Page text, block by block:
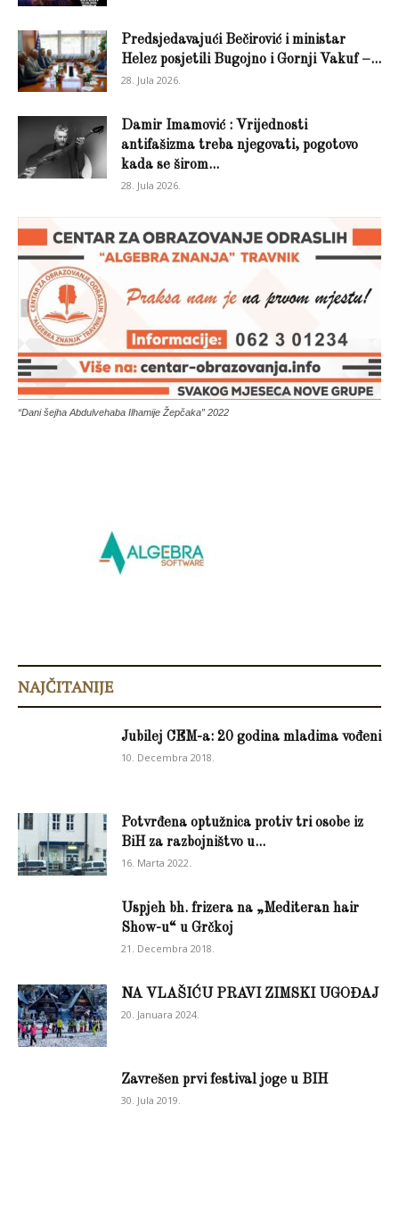
Predsjedavajući Bečirović i ministar
Helez posjetili Bugojno i Gornji Vakuf –...
28. Jula 2026.
Damir Imamović : Vrijednosti
antifašizma treba njegovati, pogotovo
kada se širom...
28. Jula 2026.
“Dani šejha Abdulvehaba Ilhamije Žepčaka” 2022
NAJČITANIJE
Jubilej CEM-a: 20 godina mladima vođeni
10. Decembra 2018.
Potvrđena optužnica protiv tri osobe iz
BiH za razbojništvo u...
16. Marta 2022.
Uspjeh bh. frizera na „Mediteran hair
Show-u“ u Grčkoj
21. Decembra 2018.
NA VLAŠIĆU PRAVI ZIMSKI UGOĐAJ
20. Januara 2024.
Zavrešen prvi festival joge u BIH
30. Jula 2019.